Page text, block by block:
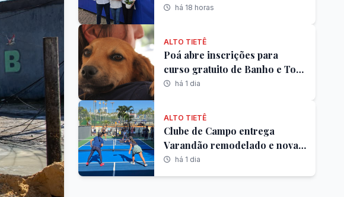
Cristiane Freitas, para visita às
há 18 horas
ALTO TIETÊ
Poá abre inscrições para
curso gratuito de Banho e Tosa
oferecido pelo programa
há 1 dia
ALTO TIETÊ
Clube de Campo entrega
Varandão remodelado e nova
quadra de pickleball
há 1 dia